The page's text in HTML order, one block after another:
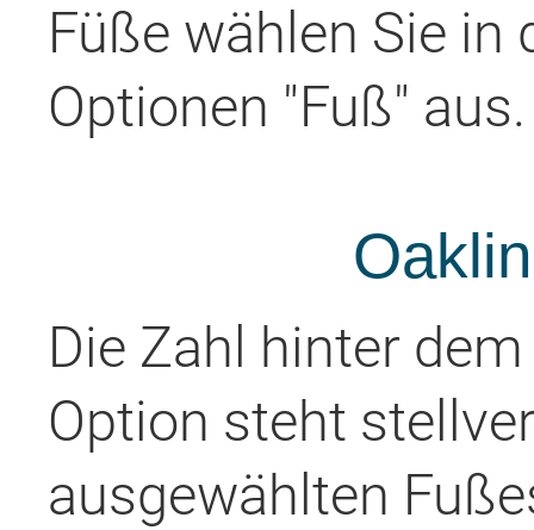
Füße wählen Sie in
Optionen "Fuß" aus.
Die Zahl hinter
Option steht
ausgewählten